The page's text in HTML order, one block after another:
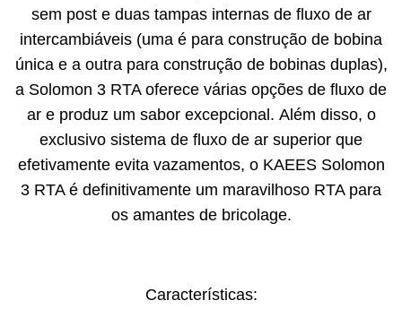
sem post e duas tampas internas de fluxo de ar
intercambiáveis ​​(uma é para construção de bobina
única e a outra para construção de bobinas duplas),
a Solomon 3 RTA oferece várias opções de fluxo de
ar e produz um sabor excepcional. Além disso, o
exclusivo sistema de fluxo de ar superior que
efetivamente evita vazamentos, o KAEES Solomon
3 RTA é definitivamente um maravilhoso RTA para
os amantes de bricolage.
Características: